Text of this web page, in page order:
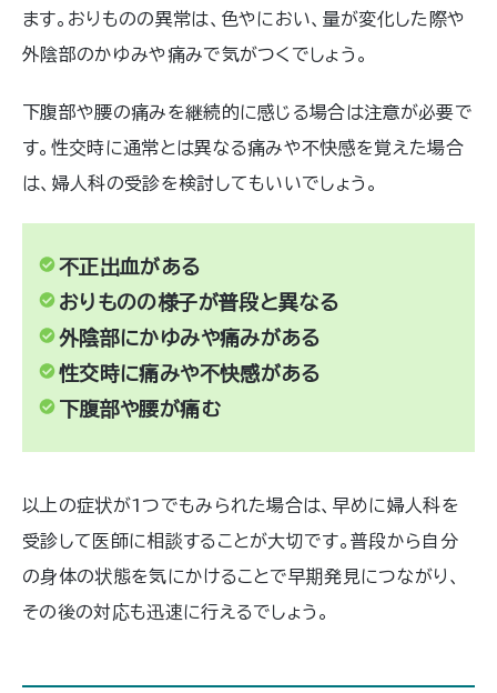
ます。おりものの異常は、色やにおい、量が変化した際や
外陰部のかゆみや痛みで気がつくでしょう。
下腹部や腰の痛みを継続的に感じる場合は注意が必要で
す。性交時に通常とは異なる痛みや不快感を覚えた場合
は、婦人科の受診を検討してもいいでしょう。
不正出血がある
おりものの様子が普段と異なる
外陰部にかゆみや痛みがある
性交時に痛みや不快感がある
下腹部や腰が痛む
以上の症状が1つでもみられた場合は、早めに婦人科を
受診して医師に相談することが大切です。普段から自分
の身体の状態を気にかけることで早期発見につながり、
その後の対応も迅速に行えるでしょう。